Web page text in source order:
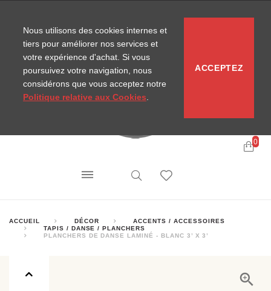
0
ACCUEIL DÉCOR
ACCENTS / ACCESSOIRES
TAPIS / DANSE / PLANCHERS
PLANCHERS DE DANSE LAMINÉ - BLANC 3’ X 3’
Nous utilisons des cookies internes et
tiers pour améliorer nos services et
votre expérience d'achat. Si vous
poursuivez votre navigation, nous
considérons que vous acceptez notre
Politique relative aux Cookies
ACCEPTEZ